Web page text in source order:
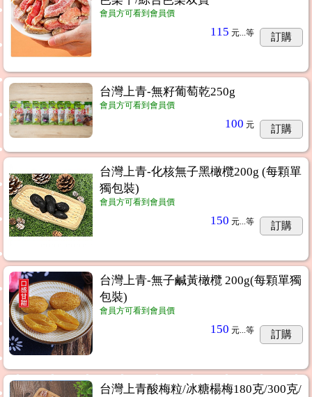
會員方可看到會員價
115 元... 等 訂購
台灣上青-無籽葡萄乾250g
會員方可看到會員價
100 元 訂購
台灣上青-化核無子黑橄欖200g (每顆單
獨包裝)
會員方可看到會員價
150 元...等 訂購
台灣上青-無子鹹黃橄欖 200g(每顆單獨
包裝)
會員方可看到會員價
150 元...等 訂購
台灣上青酸梅粒/冰糖楊梅180克/300克/